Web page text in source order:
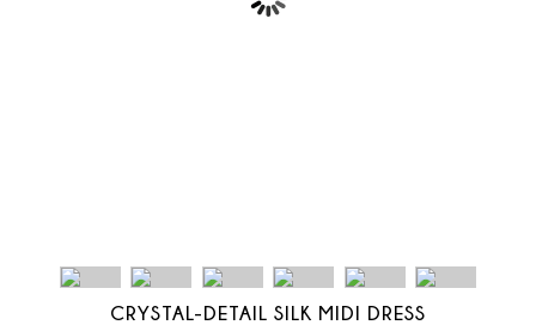
CRYSTAL-DETAIL SILK MIDI DRESS